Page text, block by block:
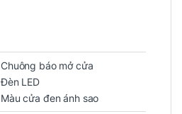
Chuông báo mở cửa
Đèn LED
Màu cửa đen ánh sao